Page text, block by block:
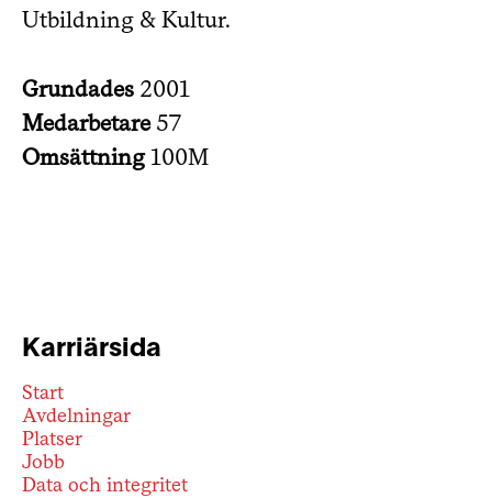
Utbildning & Kultur.
Grundades 2001
Medarbetare 57
Omsättning 100M
Karriärsida
Start
Avdelningar
Platser
Jobb
Data och integritet